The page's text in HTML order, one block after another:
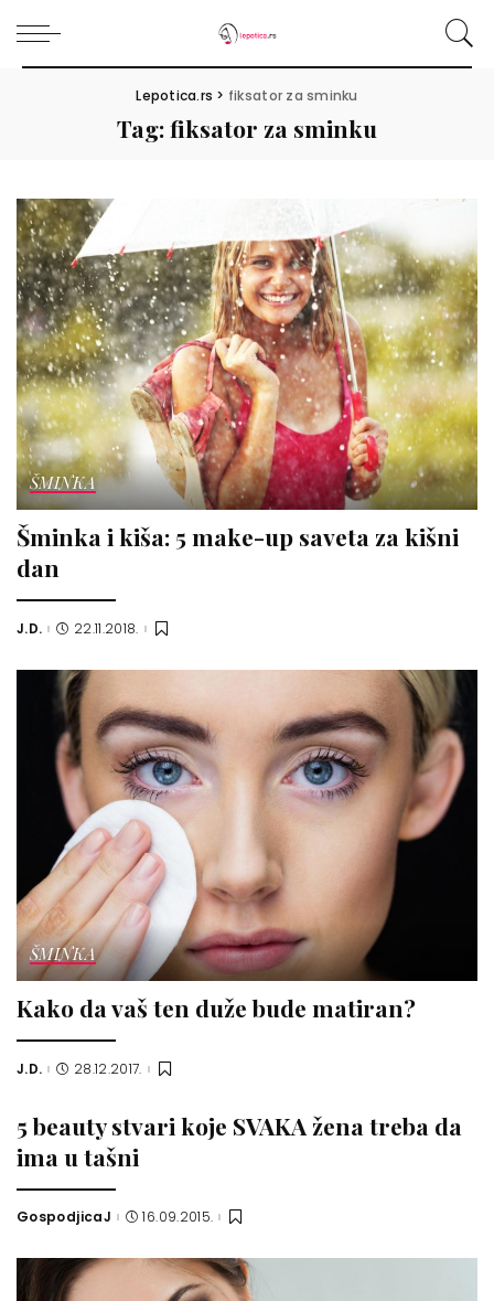
Lepotica.rs > fiksator za sminku
Tag:fiksator za sminku
ŠMINKA
Šminka i kiša: 5 make-up saveta za kišni
dan
Posted
J.D. 22.11.2018.
ŠMINKA
Kako da vaš ten duže bude matiran?
Posted
J.D. 28.12.2017.
5 beauty stvari koje SVAKA žena treba da
ima u tašni
Posted
GospodjicaJ 16.09.2015.